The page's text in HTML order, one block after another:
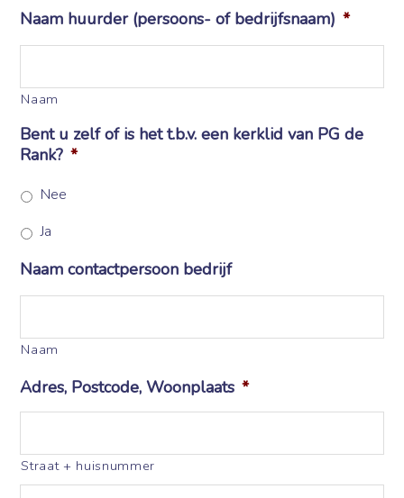
Naam huurder (persoons- of bedrijfsnaam) *
Naam
Bent u zelf of is het t.b.v. een kerklid van PG de
Rank? *
Nee
Ja
Naam contactpersoon bedrijf
Naam
Adres, Postcode, Woonplaats *
Straat + huisnummer